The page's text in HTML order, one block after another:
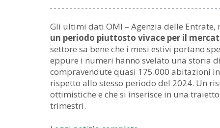
Gli ultimi dati OMI – Agenzia delle
un periodo piuttosto vivace per il
settore sa bene che i mesi estivi portano
eppure i numeri hanno svelato una storia
compravendute quasi 175.000 abitazioni
rispetto allo stesso periodo del 2024. Un
ottimistiche e che si inserisce in una
trimestri.